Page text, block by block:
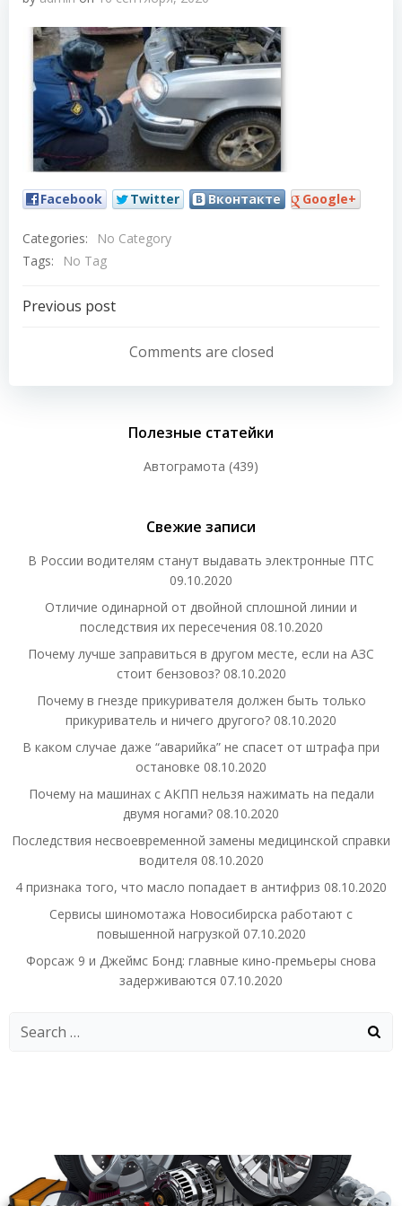
Facebook Twitter Вконтакте Google+
Categories:
No Category
Tags:
No Tag
Навигация
записям
Previous post
Comments are closed
Полезные статейки
Автограмота (439)
Свежие записи
В России водителям станут выдавать электронные ПТС
09.10.2020
Отличие одинарной от двойной сплошной линии и
последствия их пересечения 08.10.2020
Почему лучше заправиться в другом месте, если на АЗС
стоит бензовоз? 08.10.2020
Почему в гнезде прикуривателя должен быть только
прикуриватель и ничего другого? 08.10.2020
В каком случае даже “аварийка” не спасет от штрафа при
остановке 08.10.2020
Почему на машинах с АКПП нельзя нажимать на педали
двумя ногами? 08.10.2020
Последствия несвоевременной замены медицинской справки
водителя 08.10.2020
4 признака того, что масло попадает в антифриз 08.10.2020
Сервисы шиномотажа Новосибирска работают с
повышенной нагрузкой 07.10.2020
Форсаж 9 и Джеймс Бонд: главные кино-премьеры снова
задерживаются 07.10.2020
Search